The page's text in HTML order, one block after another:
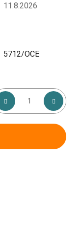
11.8.2026
5712/OCE